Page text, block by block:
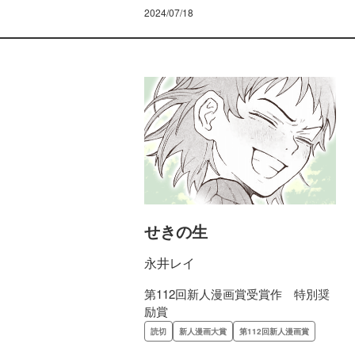
2024/07/18
せきの生
永井レイ
第112回新人漫画賞受賞作 特別奨
励賞
読切 新人漫画大賞 第112回新人漫画賞